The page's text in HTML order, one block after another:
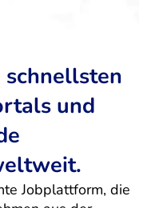
schnellsten
und
Jobplattform, die